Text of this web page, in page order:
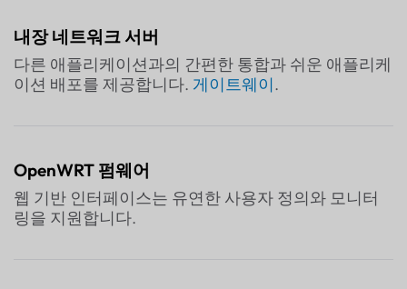
내장 네트워크 서버
다른 애플리케이션과의 간편한 통합과 쉬운 애플리케
이션 배포를 제공합니다. 게이트웨이.
OpenWRT 펌웨어
웹 기반 인터페이스는 유연한 사용자 정의와 모니터
링을 지원합니다.